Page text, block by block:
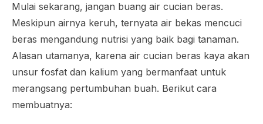
Mulai sekarang, jangan buang air cucian beras.
Meskipun airnya keruh, ternyata air bekas mencuci
beras mengandung nutrisi yang baik bagi tanaman.
Alasan utamanya, karena air cucian beras kaya akan
unsur fosfat dan kalium yang bermanfaat untuk
merangsang pertumbuhan buah. Berikut cara
membuatnya: